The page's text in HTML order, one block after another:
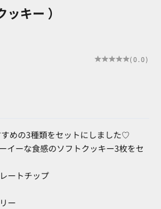
キー ）
(0.0)
めの3種類をセットにしました♡
イーな食感のソフトクッキー3枚をセ
ートチップ
ー